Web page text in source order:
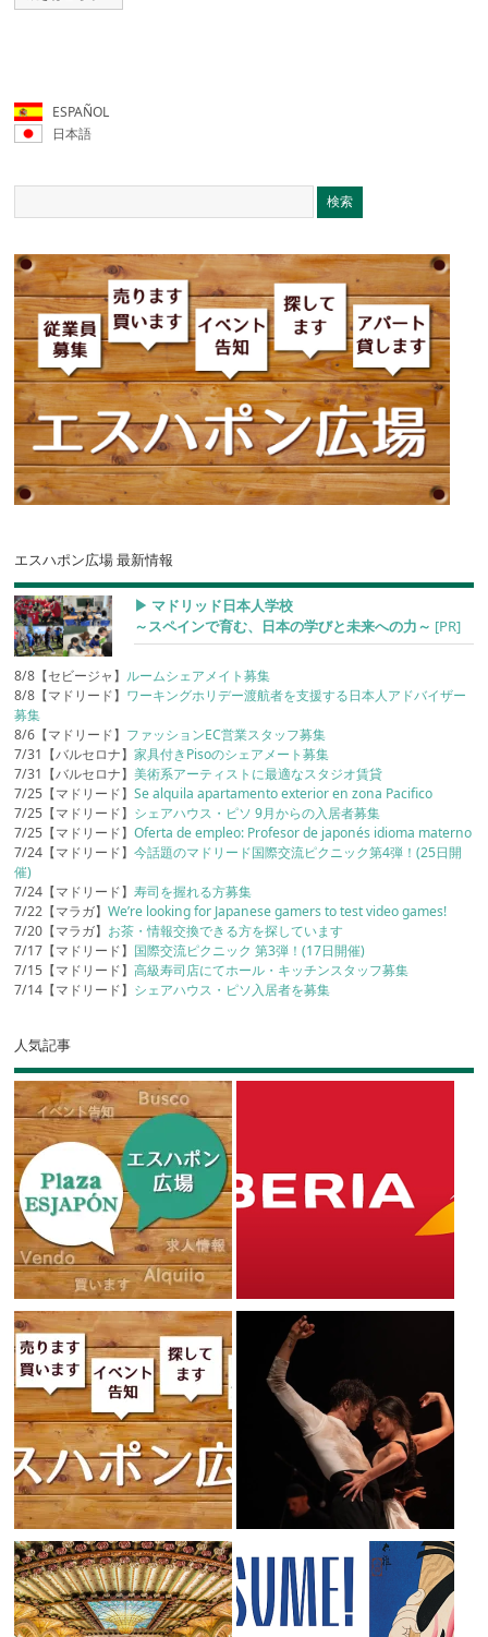
ESPAÑOL
日本語
エスハポン広場 最新情報
▶︎ マドリッド日本人学校
～スペインで育む、日本の学びと未来への力～ [PR]
8/8【セビージャ】 ルームシェアメイト募集
8/8【マドリード】 ワーキングホリデー渡航者を支援する日本人アドバイザー
募集
8/6【マドリード】 ファッションEC営業スタッフ募集
7/31【バルセロナ】家具付きPisoのシェアメート募集
7/31【バルセロナ】美術系アーティストに最適なスタジオ賃貸
7/25【マドリード】Se alquila apartamento exterior en zona Pacifico
7/25【マドリード】 シェアハウス・ピソ 9月からの入居者募集
7/25【マドリード】Oferta de empleo: Profesor de japonés idioma materno
7/24【マドリード】今話題のマドリード国際交流ピクニック第4弾！(25日開
催)
7/24【マドリード】寿司を握れる方募集
7/22【マラガ】We’re looking for Japanese gamers to test video games!
7/20【マラガ】 お茶・情報交換できる方を探しています
7/17【マドリード】 国際交流ピクニック 第3弾！(17日開催)
7/15【マドリード】高級寿司店にてホール・キッチンスタッフ募集
7/14【マドリード】 シェアハウス・ピソ入居者を募集
人気記事